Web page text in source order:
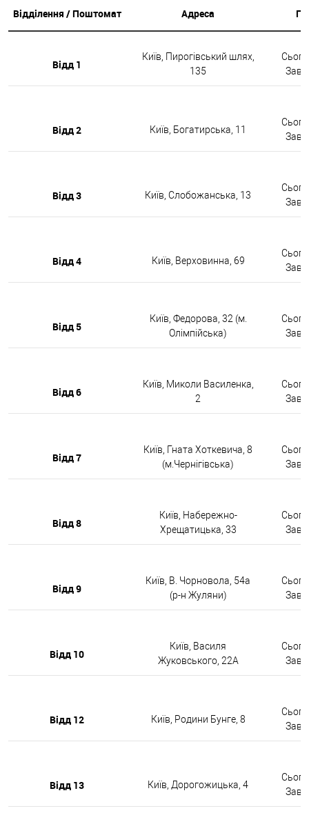
Відділення / Поштомат Адреса
Відд 1
Київ, Пирогівський шлях,
135
Відд 2 Київ, Богатирська, 11
Відд 3 Київ, Слобожанська, 13
Відд 4 Київ, Верховинна, 69
Відд 5
Київ, Федорова, 32 (м.
Олімпійська)
Відд 6
Київ, Миколи Василенка,
2
Відд 7
Київ, Гната Хоткевича, 8
(м.Чернігівська)
Відд 8
Київ, Набережно-
Хрещатицька, 33
Відд 9
Київ, В. Чорновола, 54а
(р-н Жуляни)
Відд 10
Київ, Василя
Жуковського, 22А
Відд 12 Київ, Родини Бунге, 8
Відд 13 Київ, Дорогожицька, 4